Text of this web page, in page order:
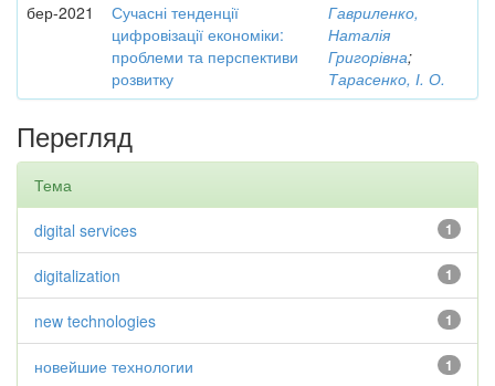
бер-2021
Сучасні тенденції
цифровізації економіки:
проблеми та перспективи
розвитку
Гавриленко,
Наталія
Григорівна;
Тарасенко, І. О.
Перегляд
Тема
1
digital services
1
digitalization
1
new technologies
1
новейшие технологии